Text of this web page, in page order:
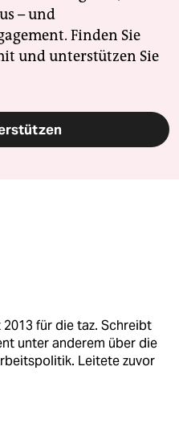
– und
Finden Sie
und unterstützen Sie
für die taz. Schreibt
unter anderem über die
Leitete zuvor